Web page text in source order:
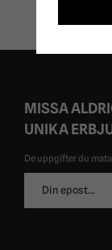
MISSA
UNIKA
De uppgifter du
postadress